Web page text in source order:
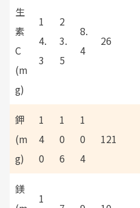
生
素
C
(m
g)
1
4.
3
2
3.
5
8.
4
26
鉀
(m
g)
1
4
0
1
0
6
1
0
4
121
鎂
1